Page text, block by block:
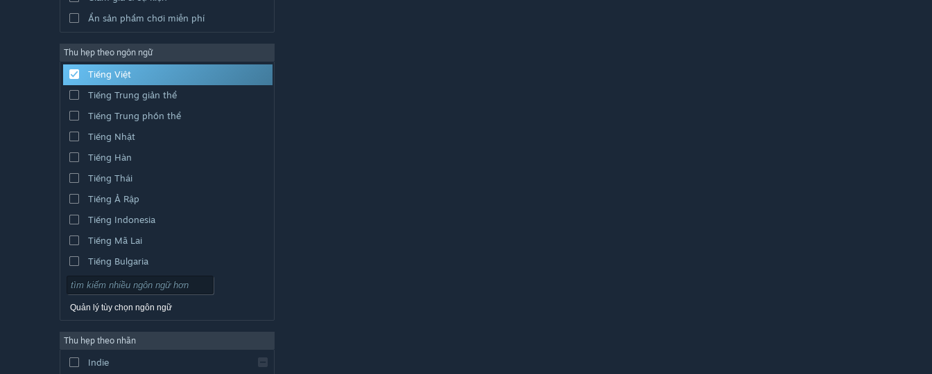
Ẩn sản phẩm chơi miễn phí
Thu hẹp theo ngôn ngữ
Tiếng Việt
Tiếng Trung giản thể
Tiếng Trung phồn thể
Tiếng Nhật
Tiếng Hàn
Tiếng Thái
Tiếng Ả Rập
Tiếng Indonesia
Tiếng Mã Lai
Tiếng Bulgaria
Tiếng Séc
Tiếng Đan Mạch
Tiếng Anh
Tiếng Tây Ban Nha - TBN
Quản lý tùy chọn ngôn ngữ
Thu hẹp theo nhãn
Indie